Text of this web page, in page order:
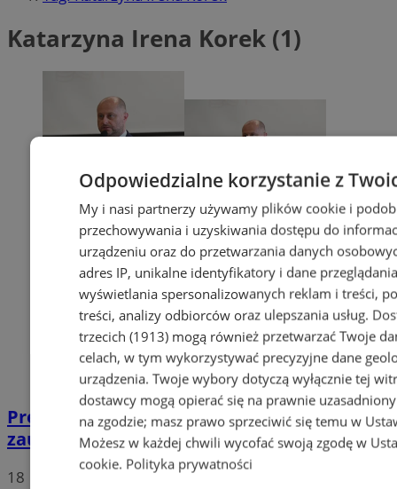
Katarzyna Irena Korek (1)
Prezydent Michał Pierończyk z wotum
zaufania!
18
Odpowiedzialne korzystanie z
My i nasi partnerzy używamy plików cookie i
przechowywania i uzyskiwania dostępu do
urządzeniu oraz do przetwarzania danych
adres IP, unikalne identyfikatory i dane
wyświetlania spersonalizowanych reklam i treści,
treści, analizy odbiorców oraz ulepszania usług.
trzecich (1913)mogą również przetwarzać Twoje
celach, w tym wykorzystywać precyzyjne dane
urządzenia. Twoje wybory dotyczą wyłącznie tej
dostawcy mogą opierać się na prawnie
na zgodzie; masz prawo sprzeciwić się temu w
Możesz w każdej chwili wycofać swoją zgodę w
cookie. Polityka prywatności